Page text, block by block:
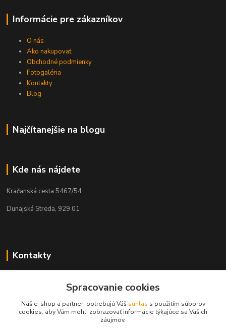
Informácie pre zákazníkov
O nás
Ako nakupovať
Obchodné podmienky
Fotogaléria
Kontakty
Blog
Najčítanejšie na blogu
Kde nás nájdete
Kračanská cesta 5467/54
Dunajská Streda, 929 01
Kontakty
+421 908 775 701
info@kantorstav.sk
Spracovanie cookies
Náš e-shop a partneri potrebujú Váš súhlas s použitím súborov
cookies, aby Vám mohli zobrazovať informácie týkajúce sa Vašich
záujmov.